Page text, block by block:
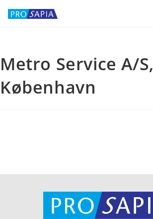
Metro Service A/S,
København